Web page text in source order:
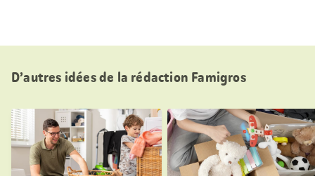
D’autres idées de la rédaction Famigros